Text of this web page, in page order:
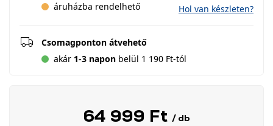
áruházba rendelhető
Hol van készleten?
Csomagponton átvehető
akár 1-3 napon belül 1 190 Ft-tól
64 999 Ft / db